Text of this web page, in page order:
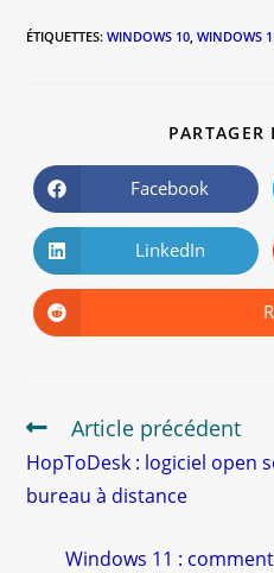
ÉTIQUETTES:WINDOWS 10 WINDOWS
PARTAGER
Facebook
LinkedIn
Article précédent
HopToDesk : logiciel open
bureau à distance
Windows 11 :